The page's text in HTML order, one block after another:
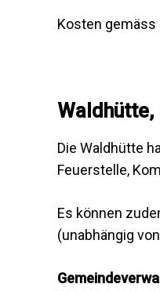
Kosten gemäss
Waldhütte,
Die Waldhütte
Feuerstelle,
Es können
(unabhängig